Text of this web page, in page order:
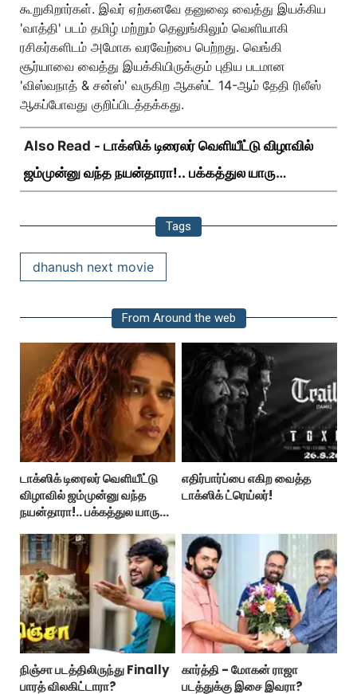
கூறுகிறார்கள். இவர் ஏற்கனவே தனுஷை வைத்து இயக்கிய
'வாத்தி' படம் தமிழ் மற்றும் தெலுங்கிலும் வெளியாகி
ரசிகர்களிடம் அமோக வரவேற்பை பெற்றது. வெங்கி
சூர்யாவை வைத்து இயக்கியிருக்கும் புதிய படமான
'விஸ்வநாத் & சன்ஸ்' வருகிற ஆகஸ்ட் 14-ஆம் தேதி ரிலீஸ்
ஆகப்போவது குறிப்பிடத்தக்கது.
Also Read - டாக்ஸிக் டிரைலர் வெளியீட்டு விழாவில்
ஜம்முன்னு வந்த நயன்தாரா!.. பக்கத்துல யாரு
Tags
dhanush next movie
From Around the web
டாக்ஸிக் டிரைலர் வெளியீட்டு
விழாவில் ஜம்முன்னு வந்த
நயன்தாரா!.. பக்கத்துல யாரு
எதிர்பார்ப்பை எகிற வைத்த
டாக்ஸிக் ட்ரெய்லர்!
நிஞ்சா படத்திலிருந்து Finally
பாரத் விலகிட்டாரா?
கார்த்தி - மோகன் ராஜா
படத்துக்கு இசை இவரா?